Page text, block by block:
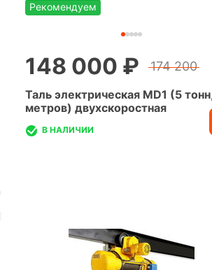
Таль электрическая MD1 (5
метров) двухскоростная
Рекомендуем
В НАЛИЧИИ
148 000 ₽ 174 200